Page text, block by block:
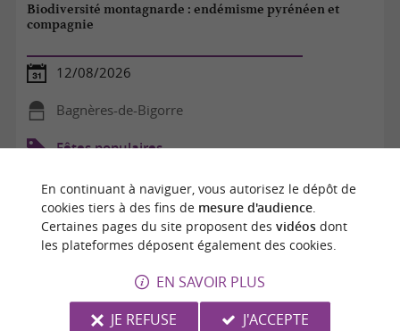
Biodiversité montagnarde : endémisme pyrénéen et
compagnie
12/08/2026
Bagnères-de-Bigorre
Fêtes populaires
En continuant à naviguer, vous autorisez le dépôt de
cookies tiers à des fins de mesure d'audience.
Certaines pages du site proposent des vidéosdont
les plateformes déposent également des cookies.
EN SAVOIR PLUS
JE REFUSE
J'ACCEPTE